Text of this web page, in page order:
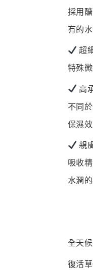
採用
有的
超
特殊
高
不同
保濕
親
吸收
水潤
全天
復活